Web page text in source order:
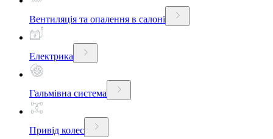
Вентиляція та опалення в салоні
Електрика
Гальмівна система
Привід колес